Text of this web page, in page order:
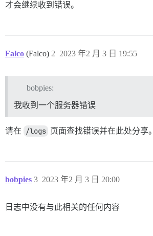
才会继续收到错误。
Falco (Falco) 2023 年2 月 3 日 19:55
2
bobpies:
我收到一个服务器错误
请在 /logs 页面查找错误并在此处分享。
bobpies 2023 年2 月 3 日 20:00
3
日志中没有与此相关的任何内容